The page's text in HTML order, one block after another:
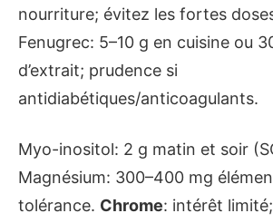
nourriture; évitez les fortes
Fenugrec: 5–10 g en cuisine ou
d’extrait; prudence si
antidiabétiques/anticoagulants.
Myo-inositol: 2 g matin et soir
Magnésium: 300–400 mg
tolérance. Chrome: intérêt